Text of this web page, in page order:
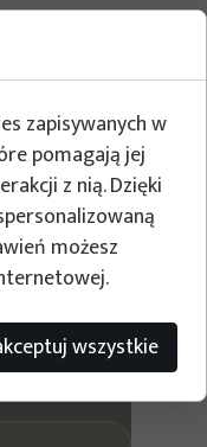
5
tego lokalu
zapisywanych w
pomagają jej
z nią. Dzięki
możesz
wszystkie